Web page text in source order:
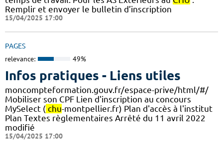
Remplir et envoyer le bulletin d’inscription
15/04/2025 17:00
PAGES
relevance: 49%
Infos pratiques - Liens utiles
moncompteformation.gouv.fr/espace-prive/html/#/
Mobiliser son CPF Lien d'inscription au concours
MySelect ( chu-montpellier.fr) Plan d'accès à l'institut
Plan Textes règlementaires Arrêté du 11 avril 2022
modifié
15/04/2025 17:00